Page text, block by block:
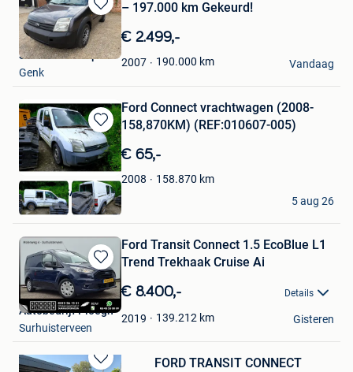
Bewaren
in
Mijn
Favorieten
– 197.000 km Gekeurd!
€ 2.499,-
2007 190.000 km
Sander Schraepen
Genk
Vandaag
Bewaren
in
Mijn
Favorieten
Ford Connect vrachtwagen (2008-
158,870KM) (REF:010607-005)
€ 65,-
2008 158.870 km
Auctelia SA
Nivelles
5 aug 26
Bewaren
in
Mijn
Favorieten
Ford Transit Connect 1.5 EcoBlue L1
Trend Trekhaak Cruise Ai
€ 8.400,- Details
2019 139.212 km
Autobedrijf Ploegh
Surhuisterveen
Gisteren
FORD TRANSIT CONNECT